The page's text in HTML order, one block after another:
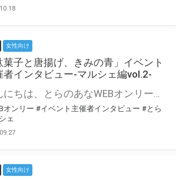
女性向け
菓子と唐揚げ、きみの青」イベント
者インタビュー-マルシェ編vol.2-
こんにちは、とらのあなWEBオンリー運営スタッフです。 新たにお届けする、イベント主催者インタビュー-マルシェ編-は、 とらのあなWEBオンリー「マルシェ」をご利用の主催様に 「マルシェ」を使ってイベントを開催した感想や心がけをお聞きする企画です。 今回は、WEBオンリー初開催「駄菓子と唐揚げ、きみの青」より、 主催のぎこ六屋様にお話を伺いました。 協力：ぎこ六屋様／イベント公式Twitter（@krkgwks） とらのあなWEBオンリー「マルシェ」とは？ WEBオンリーでリアルタイムでコミュニケーションがとれるオンライン会場です。
オンリー #イベント主催者インタビュー #とら
ェ
女性向け